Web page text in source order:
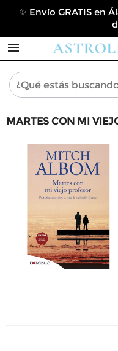
✨ Envío GRATIS en

MARTES CON MI